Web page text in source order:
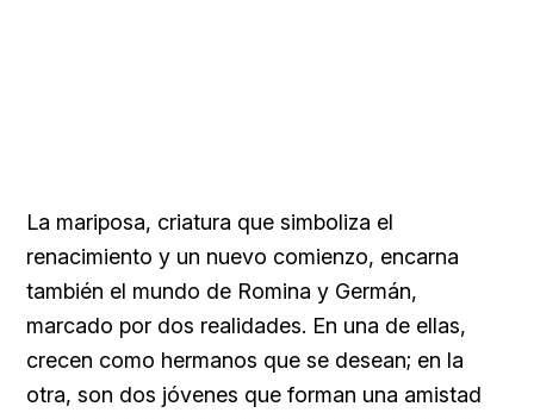
La mariposa, criatura que simboliza el
renacimiento y un nuevo comienzo, encarna
también el mundo de Romina y Germán,
marcado por dos realidades. En una de ellas,
crecen como hermanos que se desean; en la
otra, son dos jóvenes que forman una amistad